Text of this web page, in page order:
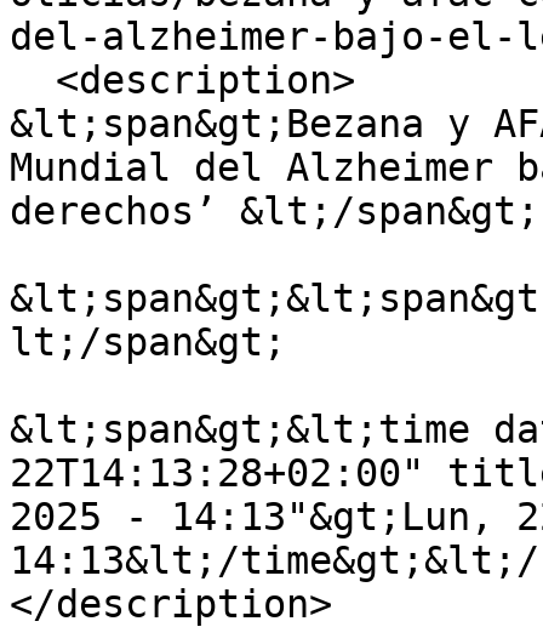
del-alzheimer-bajo-el-
&lt;span&gt;Bezana y
Mundial del Alzheimer
derechos’ &lt;/span&gt;
lt;/span&gt;
&lt;span&gt;&lt;time
22T14:13:28+02:00"
2025 - 14:13"&gt;Lun,
14:13&lt;/time&gt;&lt;/
</description>